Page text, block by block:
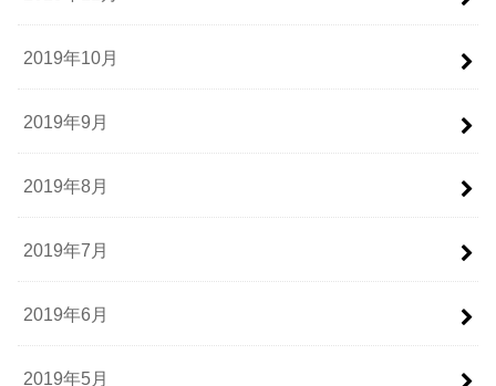
2019年10月
2019年9月
2019年8月
2019年7月
2019年6月
2019年5月